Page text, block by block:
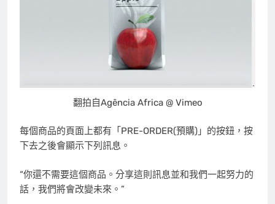
翻拍自Agência Africa @ Vimeo
每個商品的頁面上都有「PRE-ORDER(預購)」的按鈕，按
下去之後會顯示下列訊息。
“你還不需要這個商品。分享這則訊息並和我們一起努力的
話，我們將會改變未來。”